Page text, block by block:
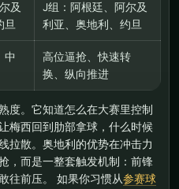
及
旦
J组：阿根廷、阿尔及
利亚、奥地利、约旦
中
高位逼抢、快速转
换、纵向推进
度。它知道怎么在大赛里控制
梅西回到肋部拿球，什么时候
拉散。奥地利的优势在冲击力
，而是一整套触发机制：前锋
往前压。 如果你习惯从参赛球